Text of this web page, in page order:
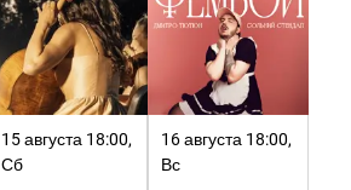
15 августа 18:00,
Сб
16 августа 18:00,
Вс